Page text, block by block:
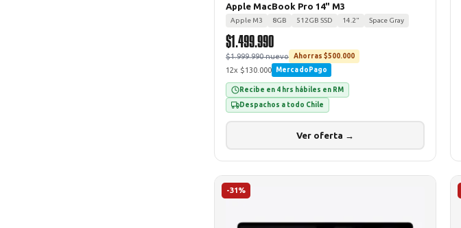
Apple MacBook Pro 14" M3
Apple M3 8GB 512GB SSD 14.2" Space Gray
$1.499.990
$1.999.990 nuevo Ahorras $500.000
12x $130.000 MercadoPago
Recibe en 4 hrs hábiles en RM
Despachos a todo Chile
Ver oferta →
-31%